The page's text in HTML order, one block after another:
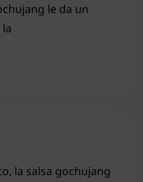
le da un
la salsa gochujang